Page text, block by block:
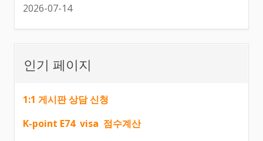
2026-07-14
인기 페이지
1:1 게시판 상담 신청
K-point E74 visa 점수계산